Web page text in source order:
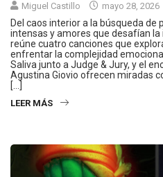
Miguel Castillo mayo 28, 2026
Del caos interior a la búsqueda de
intensas y amores que desafían
reúne cuatro canciones que
enfrentar la complejidad
Saliva junto a Judge & Jury, y el
Agustina Giovio ofrecen miradas
[…]
LEER MÁS